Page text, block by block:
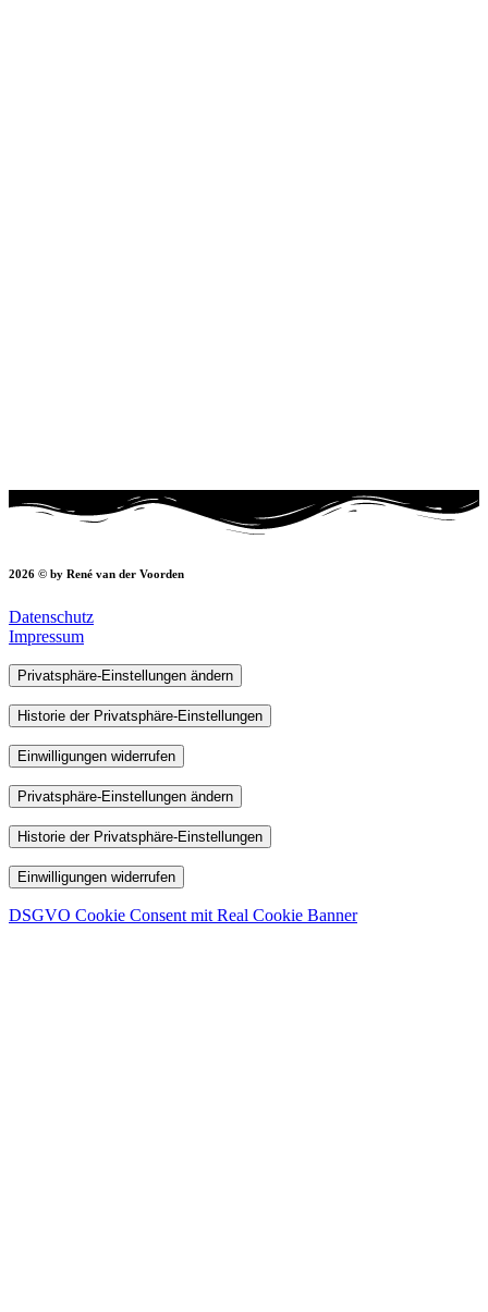
2026 © by René van der Voorden
Datenschutz
Impressum
Privatsphäre-Einstellungen ändern
Historie der Privatsphäre-Einstellungen
Einwilligungen widerrufen
Privatsphäre-Einstellungen ändern
Historie der Privatsphäre-Einstellungen
Einwilligungen widerrufen
DSGVO Cookie Consent mit Real Cookie Banner